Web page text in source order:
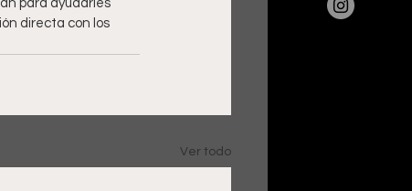
para ayudarles
directa con los
Ver todo